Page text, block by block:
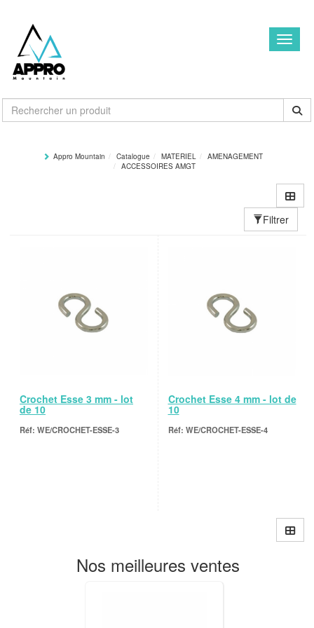
Appro Mountain Catalogue MATERIEL
AMENAGEMENT
ACCESSOIRES AMGT
Filtrer
Crochet Esse 3 mm - lot
de 10
WE/CROCHET-ESSE-3
Crochet Esse 4 mm - lot de
10
WE/CROCHET-ESSE-4
Nos meilleures ventes